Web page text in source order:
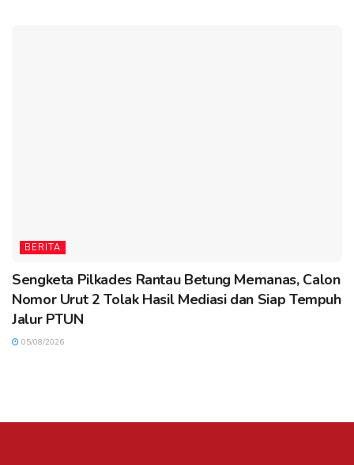
BERITA
Sengketa Pilkades Rantau Betung Memanas, Calon
Nomor Urut 2 Tolak Hasil Mediasi dan Siap Tempuh
Jalur PTUN
05/08/2026